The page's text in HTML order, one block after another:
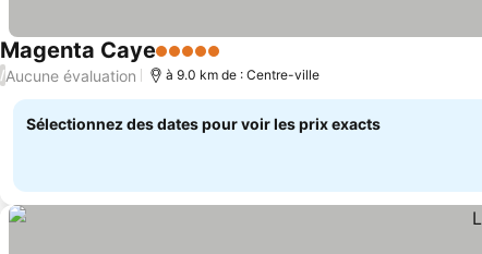
Magenta Caye5 Étoiles
/Aucune évaluation à 9.0 km de : Centre-ville
Sélectionnez des dates pour voir les prix exacts